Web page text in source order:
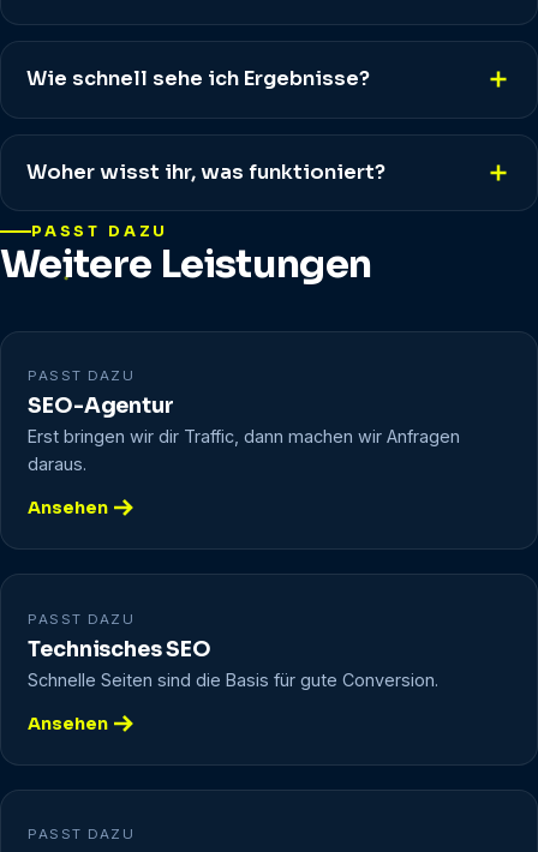
Wie schnell sehe ich Ergebnisse?
Woher wisst ihr, was funktioniert?
PASST DAZU
Weitere Leistungen
PASST DAZU
SEO-Agentur
Erst bringen wir dir Traffic, dann machen wir Anfragen
daraus.
Ansehen
PASST DAZU
Technisches SEO
Schnelle Seiten sind die Basis für gute Conversion.
Ansehen
PASST DAZU